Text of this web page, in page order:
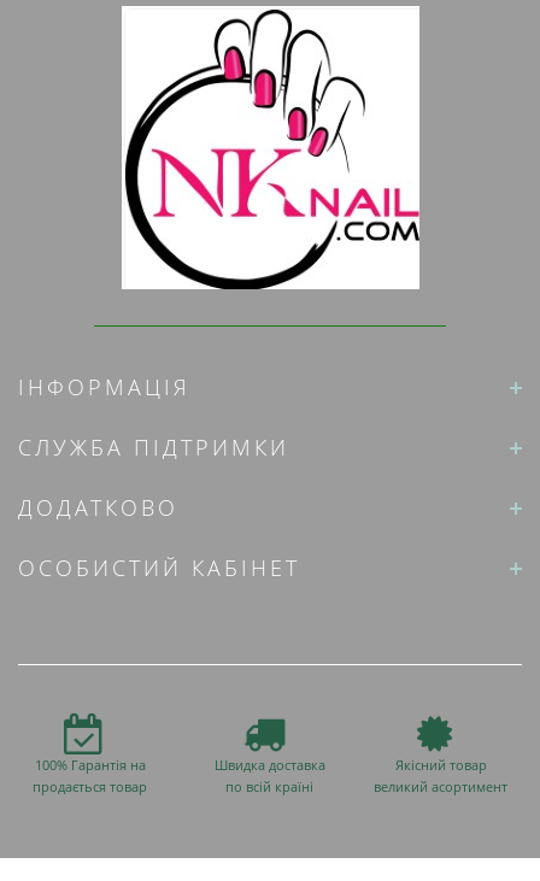
ІНФОРМАЦІЯ
СЛУЖБА ПІДТРИМКИ
ДОДАТКОВО
ОСОБИСТИЙ КАБІНЕТ
100% Гарантія на
продається товар
Швидка доставка
по всій країні
Якісний товар
великий асортимент